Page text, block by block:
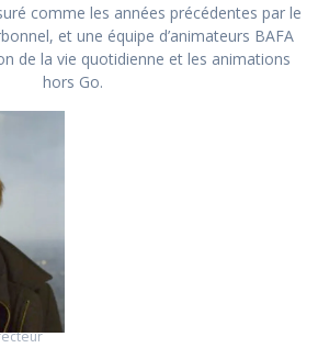
comme les années précédentes par le
et une équipe d’animateurs BAFA
de la vie quotidienne et les animations
hors Go.